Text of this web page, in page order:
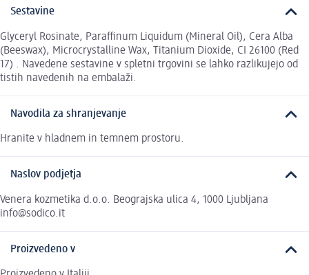
Sestavine
Glyceryl Rosinate, Paraffinum Liquidum (Mineral Oil), Cera Alba
(Beeswax), Microcrystalline Wax, Titanium Dioxide, CI 26100 (Red
17) . Navedene sestavine v spletni trgovini se lahko razlikujejo od
tistih navedenih na embalaži.
Navodila za shranjevanje
Hranite v hladnem in temnem prostoru.
Naslov podjetja
Venera kozmetika d.o.o. Beograjska ulica 4, 1000 Ljubljana
info@sodico.it
Proizvedeno v